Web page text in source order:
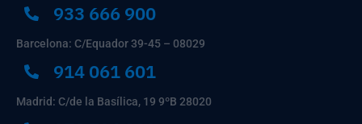
933 666 900
Barcelona: C/Equador 39-45 – 08029
914 061 601
Madrid: C/de la Basílica, 19 9ºB 28020